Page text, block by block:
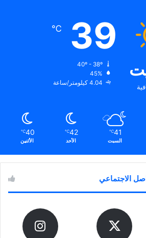
39
℃
45%
4.04 كيلومتر/ساعة
41
℃
السبت
42
℃
الأحد
40
℃
الأثنين
الاجتماعي